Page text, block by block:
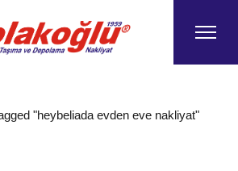
"heybeliada evden eve nakliyat"